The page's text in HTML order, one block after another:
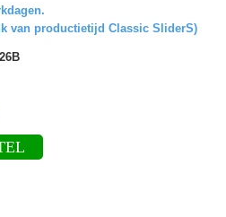
van productietijd Classic SliderS)